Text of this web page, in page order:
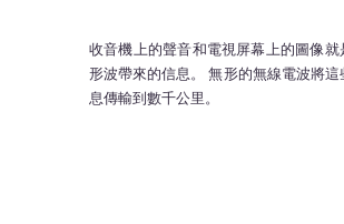
收音機上的聲音和電視屏幕上的圖像就
形波帶來的信息。 無形的無線電波將這
息傳輸到數千公里。